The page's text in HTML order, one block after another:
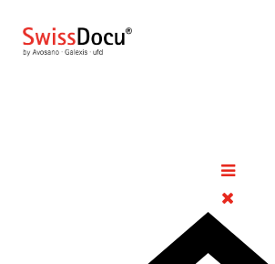
Semaine nationale de
vaccination 10 au 15
novembre 2025
Informations
générales